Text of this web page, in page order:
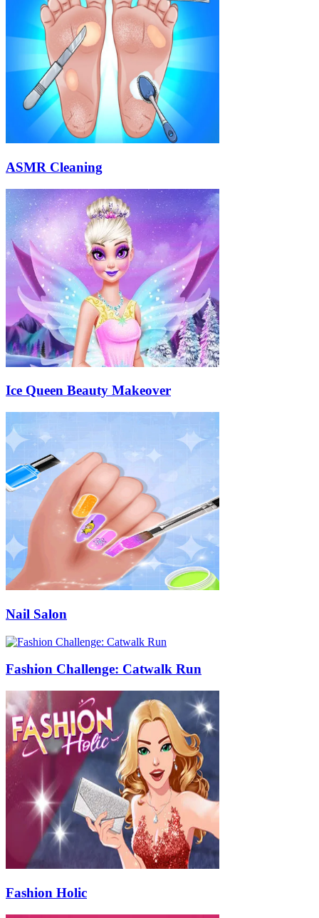
ASMR Cleaning
Ice Queen Beauty Makeover
Nail Salon
Fashion Challenge: Catwalk Run
Fashion Holic